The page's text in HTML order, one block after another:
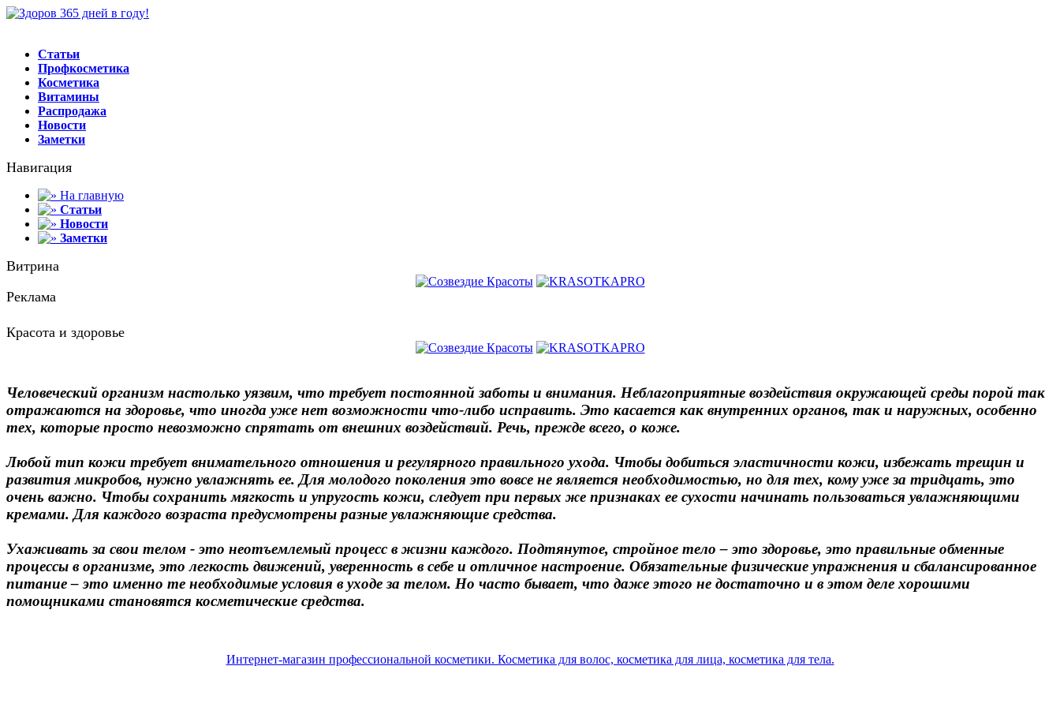
Статьи
Профкосметика
Косметика
Витамины
Распродажа
Новости
Заметки
Навигация
На главную
Статьи
Новости
Заметки
Витрина
Реклама
Красота и здоровье
Человеческий организм настолько уязвим, что требует постоянной заботы и внимания. Неблагоприятные воздействия окружающей среды порой так
отражаются на здоровье, что иногда уже нет возможности что-либо исправить. Это касается как внутренних органов, так и наружных, особенно
тех, которые просто невозможно спрятать от внешних воздействий. Речь, прежде всего, о коже.
Любой тип кожи требует внимательного отношения и регулярного правильного ухода. Чтобы добиться эластичности кожи, избежать трещин и
развития микробов, нужно увлажнять ее. Для молодого поколения это вовсе не является необходимостью, но для тех, кому уже за тридцать, это
очень важно. Чтобы сохранить мягкость и упругость кожи, следует при первых же признаках ее сухости начинать пользоваться увлажняющими
кремами. Для каждого возраста предусмотрены разные увлажняющие средства.
Ухаживать за свои телом - это неотъемлемый процесс в жизни каждого. Подтянутое, стройное тело – это здоровье, это правильные обменные
процессы в организме, это легкость движений, уверенность в себе и отличное настроение. Обязательные физические упражнения и сбалансированное
питание – это именно те необходимые условия в уходе за телом. Но часто бывает, что даже этого не достаточно и в этом деле хорошими
помощниками становятся косметические средства.
Интернет-магазин профессиональной косметики. Косметика для волос, косметика для лица, косметика для тела.